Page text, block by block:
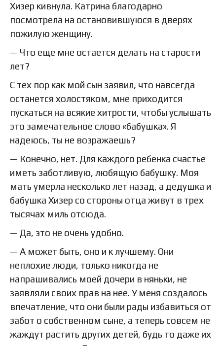
Хизер кивнула. Катрина благодарно
посмотрела на остановившуюся в дверях
пожилую женщину.
— Что еще мне остается делать на старости
лет?
С тех пор как мой сын заявил, что навсегда
останется холостяком, мне приходится
пускаться на всякие хитрости, чтобы услышать
это замечательное слово «бабушка». Я
надеюсь, ты не возражаешь?
— Конечно, нет. Для каждого ребенка счастье
иметь заботливую, любящую бабушку. Моя
мать умерла несколько лет назад, а дедушка и
бабушка Хизер со стороны отца живут в трех
тысячах миль отсюда.
— Да, это не очень удобно.
— А может быть, оно и к лучшему. Они
неплохие люди, только никогда не
напрашивались моей дочери в няньки, не
заявляли своих прав на нее. У меня создалось
впечатление, что они были рады избавиться от
забот о собственном сыне, а теперь совсем не
жаждут растить других детей, будь то даже их